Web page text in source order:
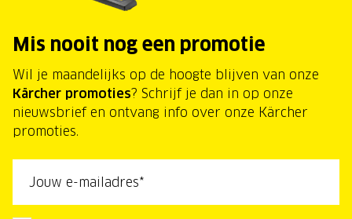
Mis nooit nog een promotie
Wil je maandelijks op de hoogte blijven van onze
Kärcher promoties? Schrijf je dan in op onze
nieuwsbrief en ontvang info over onze Kärcher
promoties.
Jouw e-mailadres